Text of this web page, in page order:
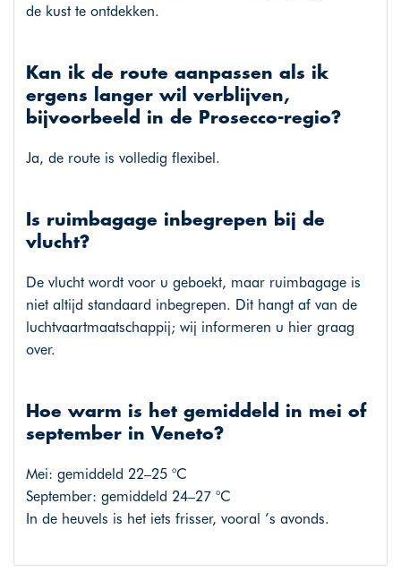
de kust te ontdekken.
Kan ik de route aanpassen als ik
ergens langer wil verblijven,
bijvoorbeeld in de Prosecco-regio?
Ja, de route is volledig flexibel.
Is ruimbagage inbegrepen bij de
vlucht?
De vlucht wordt voor u geboekt, maar ruimbagage is
niet altijd standaard inbegrepen. Dit hangt af van de
luchtvaartmaatschappij; wij informeren u hier graag
over.
Hoe warm is het gemiddeld in mei of
september in Veneto?
Mei: gemiddeld 22–25 °C
September: gemiddeld 24–27 °C
In de heuvels is het iets frisser, vooral ’s avonds.